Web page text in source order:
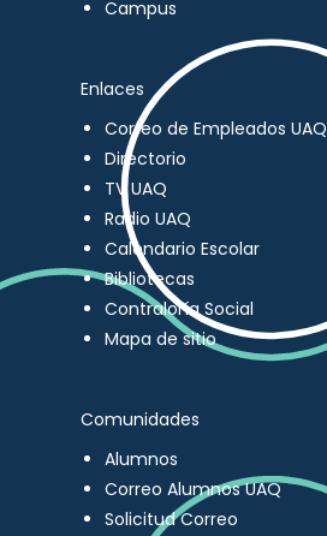
Campus
Enlaces
Correo de Empleados UAQ
Directorio
TV UAQ
Radio UAQ
Calendario Escolar
Bibliotecas
Contraloría Social
Mapa de sitio
Comunidades
Alumnos
Correo Alumnos UAQ
Solicitud Correo